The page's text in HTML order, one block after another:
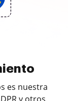
es nuestra